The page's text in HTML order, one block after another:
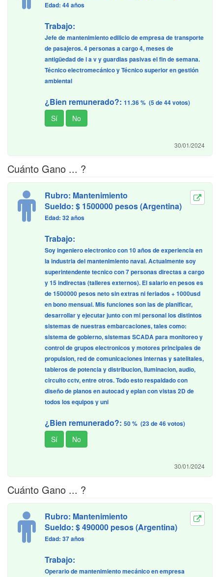
Edad: 44 años
Trabajo:
Jefe de mantenimiento edilicio de empresa de transporte
de pasajeros. 4 personas a cargo 4, meses de
antigüedad de l a v y guardias pasivas el fin de semana.
Técnico electromecánico y Técnico superior en gestión
ambiental
¿Bien remunerado?: 11.36 % (5 de 44 votos)
30/01/2024
Cuánto Gano ... ?
Rubro: Mantenimiento
Sueldo: $ 1500000 pesos (Argentina)
Edad: 32 años
Trabajo:
Soy ingeniero electronico con 10 años de experiencia en
la industria del mantenimiento naval. Actualmente soy
superintendente tecnico con 7 personas directas a cargo
y 15 indirectas (talleres externos). El salario en pesos es
de 1500000 pesos neto sin extras ni feriados + 1000usd
en bono mensual. Mis funciones son las de planificar,
desarrollar y ejecutar junto con mi personal los distintos
sistemas de nuestras embarcaciones, tales como:
sistema de gobierno, sistemas SCADA para monitoreo y
control de grupos electronicos y motores principales de
propulsion, red de comunicaciones internas y satelitales,
tableros de potencia y distribucion, Iluminacion, audio,
circuito cctv, entre otros. Todo esto respaldado con
diseño de planos en autocad y eplan con vistas 2D de
todos los equipos y uni
¿Bien remunerado?: 50 % (23 de 46 votos)
30/01/2024
Cuánto Gano ... ?
Rubro: Mantenimiento
Sueldo: $ 490000 pesos (Argentina)
Edad: 37 años
Trabajo:
Operario de mantenimiento mecánico en empresa